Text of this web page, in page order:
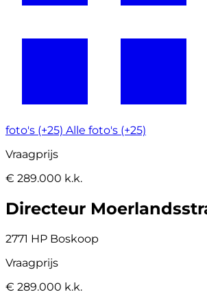
foto's (+25) Alle foto's (+25)
Vraagprijs
€ 289.000 k.k.
Directeur
2771 HP Boskoop
Vraagprijs
€ 289.000 k.k.